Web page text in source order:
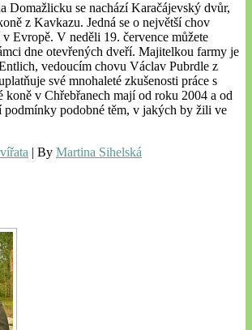
Domažlicku se nachází Karačájevský dvůr,
z Kavkazu. Jedná se o největší chov
Evropě. V neděli 19. července můžete
dne otevřených dveří. Majitelkou farmy je
vedoucím chovu Václav Pubrdle z
své mnohaleté zkušenosti práce s
koně v Chřebřanech mají od roku 2004 a od
podmínky podobné těm, v jakých by žili ve
| By Martina Sihelská